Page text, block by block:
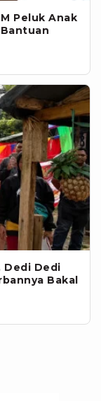
Peluk Anak
Dedi Dedi
Bakal